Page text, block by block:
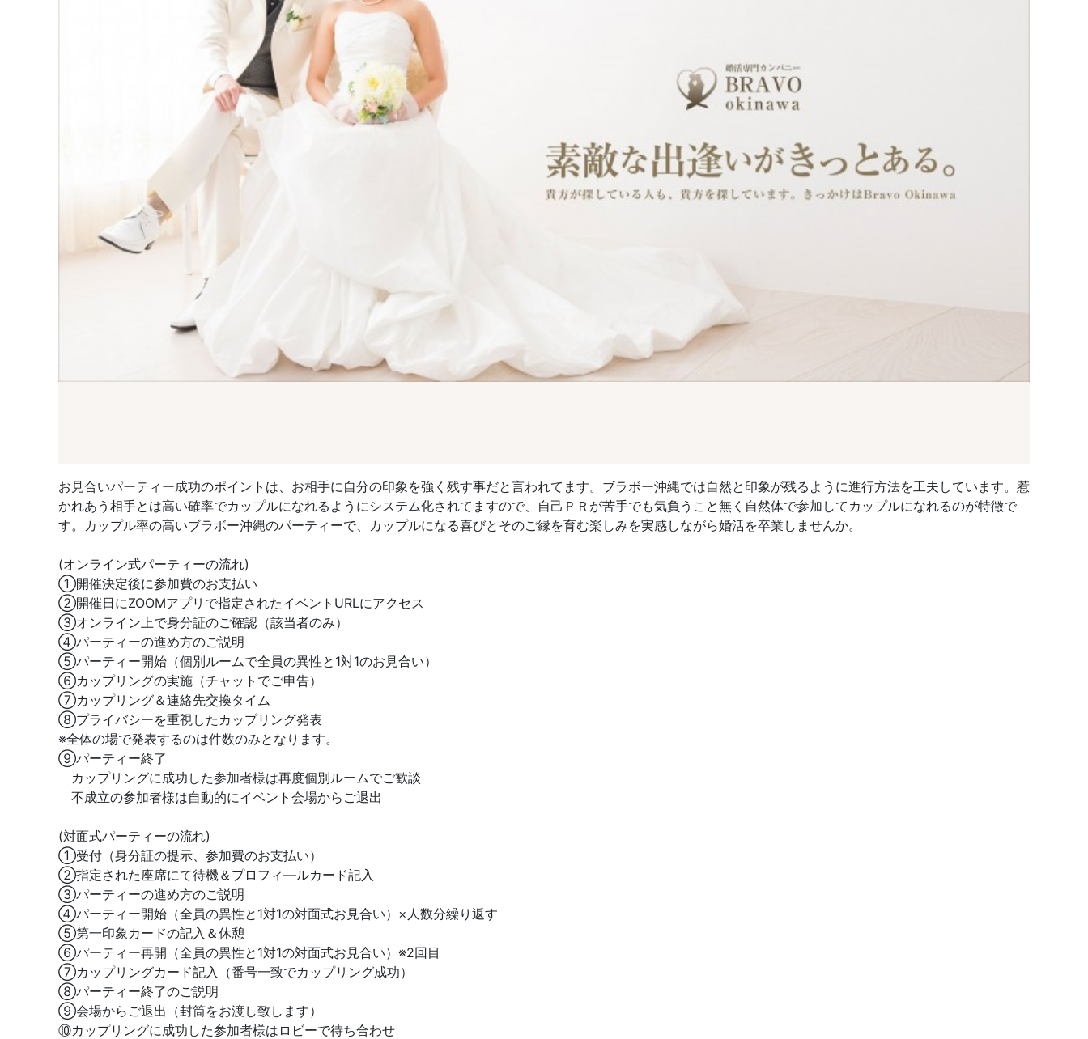
お見合いパーティー成功のポイントは、お相手に自分の印象を強く残す事だと言われてます。ブラボー沖縄では自然と印象が残るように進行方法を工夫しています。惹
かれあう相手とは高い確率でカップルになれるようにシステム化されてますので、自己ＰＲが苦手でも気負うこと無く自然体で参加してカップルになれるのが特徴で
す。カップル率の高いブラボー沖縄のパーティーで、カップルになる喜びとそのご縁を育む楽しみを実感しながら婚活を卒業しませんか。
(オンライン式パーティーの流れ)
①開催決定後に参加費のお支払い
②開催日にZOOMアプリで指定されたイベントURLにアクセス
③オンライン上で身分証のご確認（該当者のみ）
④パーティーの進め方のご説明
⑤パーティー開始（個別ルームで全員の異性と1対1のお見合い）
⑥カップリングの実施（チャットでご申告）
⑦カップリング＆連絡先交換タイム
⑧プライバシーを重視したカップリング発表
※全体の場で発表するのは件数のみとなります。
⑨パーティー終了
カップリングに成功した参加者様は再度個別ルームでご歓談
不成立の参加者様は自動的にイベント会場からご退出
(対面式パーティーの流れ)
①受付（身分証の提示、参加費のお支払い）
②指定された座席にて待機＆プロフィ―ルカード記入
③パーティーの進め方のご説明
④パーティー開始（全員の異性と1対1の対面式お見合い）×人数分繰り返す
⑤第一印象カードの記入＆休憩
⑥パーティー再開（全員の異性と1対1の対面式お見合い）※2回目
⑦カップリングカード記入（番号一致でカップリング成功）
⑧パーティー終了のご説明
⑨会場からご退出（封筒をお渡し致します）
⑩カップリングに成功した参加者様はロビーで待ち合わせ